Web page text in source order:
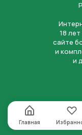
18
сайте
и
и
Главная
Нажимая на кнопку
согласие на
соглашаетесь с